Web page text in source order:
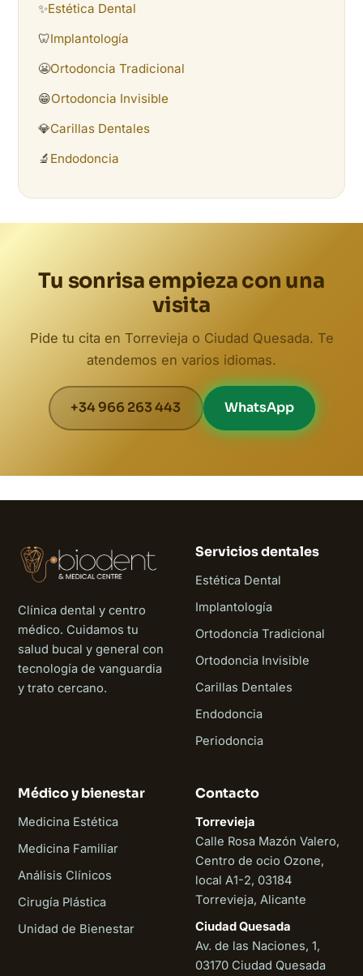
✨Estética Dental
🦷Implantología
😬Ortodoncia Tradicional
😁Ortodoncia Invisible
💎Carillas Dentales
🔬 Endodoncia
Tu sonrisa empieza con una
visita
Pide tu cita en Torrevieja o Ciudad Quesada. Te
atendemos en varios idiomas.
+34 966 263 443 WhatsApp
Clínica dental y centro
médico. Cuidamos tu
salud bucal y general con
tecnología de vanguardia
y trato cercano.
Servicios dentales
Estética Dental
Implantología
Ortodoncia Tradicional
Ortodoncia Invisible
Carillas Dentales
Endodoncia
Periodoncia
Médico y bienestar
Medicina Estética
Medicina Familiar
Análisis Clínicos
Cirugía Plástica
Unidad de Bienestar
Contacto
Torrevieja
Calle Rosa Mazón Valero,
Centro de ocio Ozone,
local A1-2, 03184
Torrevieja, Alicante
Ciudad Quesada
Av. de las Naciones, 1,
03170 Ciudad Quesada